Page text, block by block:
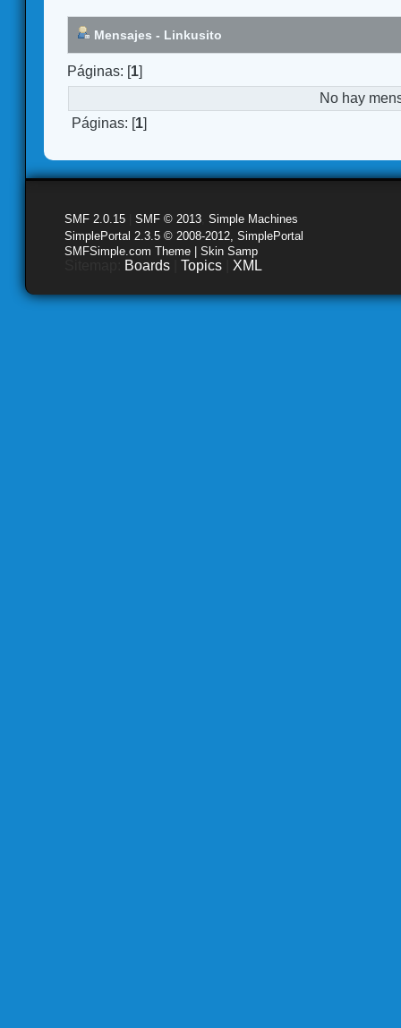
Mensajes - Linkusito
Páginas: [1]
No hay
Páginas: [1]
SMF 2.0.15 SMF © 2013 Simple Machines
SimplePortal 2.3.5 © 2008-2012, SimplePortal
SMFSimple.com Theme | Skin Samp
Boards Topics XML